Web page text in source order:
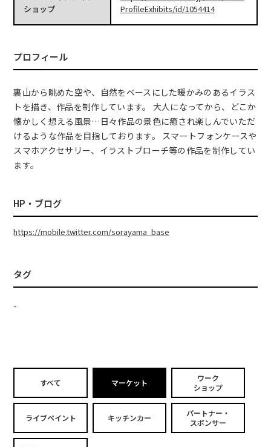
ショップ
ProfileExhibits/id/1054414
プロフィール
裏山から眺めた空や、自然をベースにした暖かみのあるイラス
トを描き、作品を制作しています。 大人になってから、どこか
懐かしく想える風景…日々作品の景色に癒され楽しんでいただ
けるような作品を目指しております。 スマートフォンケースや
スマホアクセサリー、イラストブローチ等の作品を制作してい
ます。
HP・ブログ
https://mobile.twitter.com/sorayama_base
タグ
-
すべて マーケット
ワーク
ショップ
ライブペイント キッチンカー
パートナー・
スポンサー